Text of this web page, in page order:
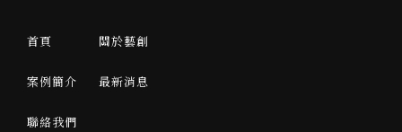
首頁 關於藝創
案例簡介 最新消息
聯絡我們